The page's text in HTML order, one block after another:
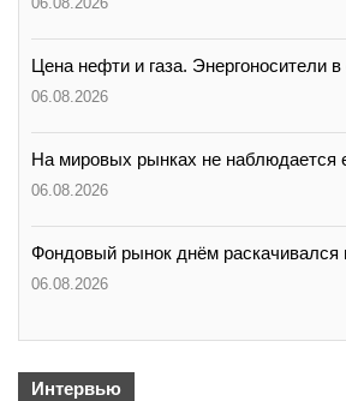
Цена нефти и газа. Энергоносители в
06.08.2026
На мировых рынках не наблюдается
06.08.2026
Фондовый рынок днём раскачивался
06.08.2026
Интервью